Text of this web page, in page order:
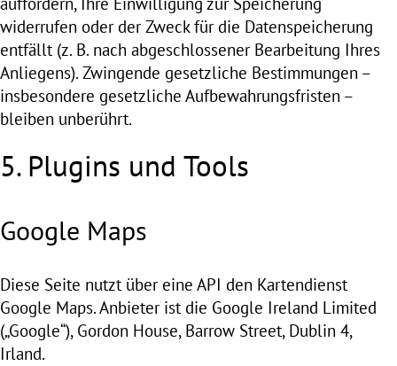
widerrufen oder der Zweck für die Datenspeicherung
entfällt (z. B. nach abgeschlossener Bearbeitung Ihres
Anliegens). Zwingende gesetzliche Bestimmungen –
insbesondere gesetzliche Aufbewahrungsfristen –
bleiben unberührt.
5. Plugins und Tools
Google Maps
Diese Seite nutzt über eine API den Kartendienst
Google Maps. Anbieter ist die Google Ireland Limited
(„Google“), Gordon House, Barrow Street, Dublin 4,
Irland.